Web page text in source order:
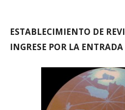
ESTABLECIMIENTO DE
INGRESE POR LA